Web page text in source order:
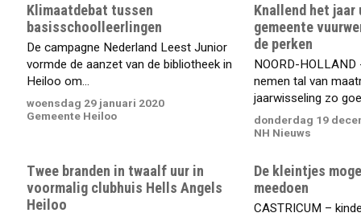
Klimaatdebat tussen
basisschoolleerlingen
De campagne Nederland Leest Junior
vormde de aanzet van de bibliotheek in
Heiloo om...
woensdag 29 januari 2020
Gemeente Heiloo
Knallend het
gemeente
de perken
NOORD-HOLLAND
nemen tal van
jaarwisseling zo
donderdag 19
NH Nieuws
Twee branden in twaalf uur in
voormalig clubhuis Hells Angels
Heiloo
De kleintjes
meedoen
CASTRICUM –